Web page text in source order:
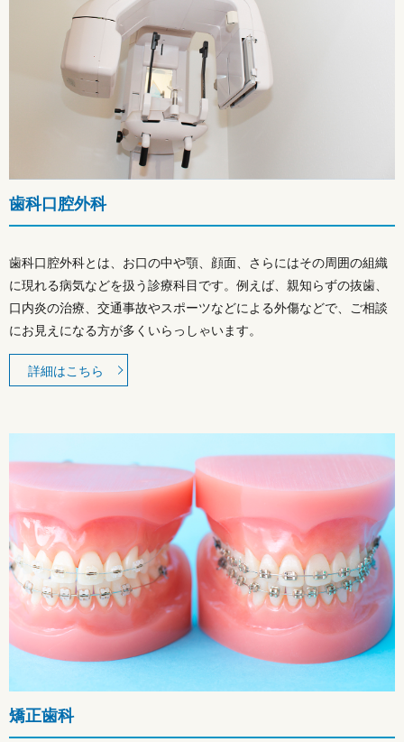
歯科口腔外科
歯科口腔外科とは、お口の中や顎、顔面、さらにはその周囲の組織
に現れる病気などを扱う診療科目です。例えば、親知らずの抜歯、
口内炎の治療、交通事故やスポーツなどによる外傷などで、ご相談
にお見えになる方が多くいらっしゃいます。
詳細はこちら
矯正歯科